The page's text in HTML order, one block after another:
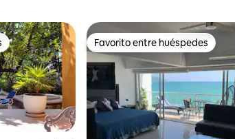
Favorito entre huéspedes
Favorito entre huéspedes